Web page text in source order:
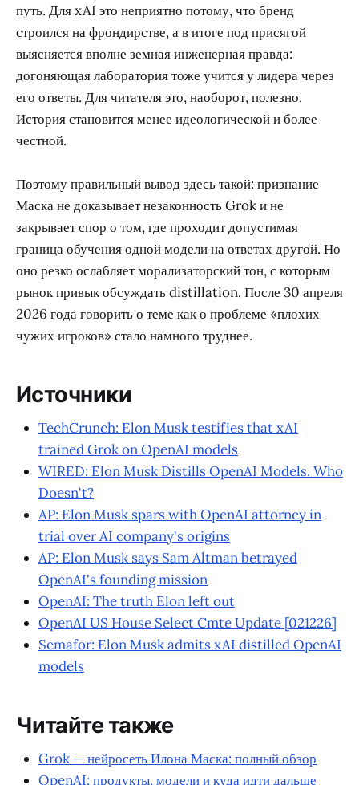
путь. Для xAI это неприятно потому, что бренд
строился на фрондирстве, а в итоге под присягой
выясняется вполне земная инженерная правда:
догоняющая лаборатория тоже учится у лидера через
его ответы. Для читателя это, наоборот, полезно.
История становится менее идеологической и более
честной.
Поэтому правильный вывод здесь такой: признание
Маска не доказывает незаконность Grok и не
закрывает спор о том, где проходит допустимая
граница обучения одной модели на ответах другой. Но
оно резко ослабляет морализаторский тон, с которым
рынок привык обсуждать distillation. После 30 апреля
2026 года говорить о теме как о проблеме «плохих
чужих игроков» стало намного труднее.
Источники
TechCrunch: Elon Musk testifies that xAI
trained Grok on OpenAI models
WIRED: Elon Musk Distills OpenAI Models. Who
Doesn't?
AP: Elon Musk spars with OpenAI attorney in
trial over AI company's origins
AP: Elon Musk says Sam Altman betrayed
OpenAI's founding mission
OpenAI: The truth Elon left out
OpenAI US House Select Cmte Update [021226]
Semafor: Elon Musk admits xAI distilled OpenAI
models
Читайте также
Grok — нейросеть Илона Маска: полный обзор
OpenAI: продукты, модели и куда идти дальше